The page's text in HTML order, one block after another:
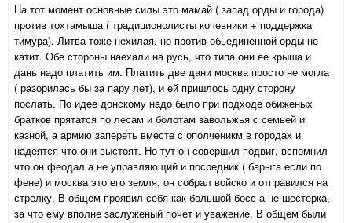
На тот момент основные силы это мамай ( запад орды и города)
против тохтамыша ( традиционолисты кочевники + поддержка
тимура), Литва тоже нехилая, но против обьединенной орды не
катит. Обе стороны наехали на русь, что типа они ее крыша и
дань надо платить им. Платить две дани москва просто не могла
( разорилась бы за пару лет), и ей пришлось одну сторону
послать. По идее донскому надо было при подходе обиженых
братков прятатся по лесам и болотам завольжья с семьей и
казной, а армию запереть вместе с ополченикм в городах и
надеятся что они выстоят. Но тут он совершил подвиг, вспомнил
что он феодал а не управляющий и посредник ( барыга если по
фене) и москва это его земля, он собрал войско и отправился на
стрелку. В общем проявил себя как большой босс а не шестерка,
за что ему вполне заслуженый почет и уважение. В общем были